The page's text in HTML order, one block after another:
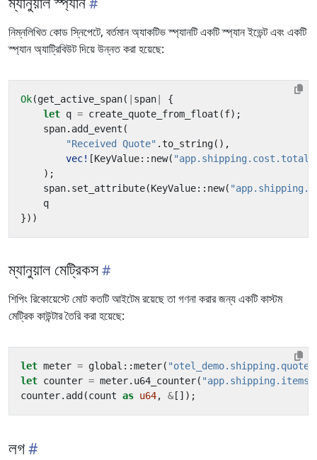
নিম্নলিখিত কোড স্নিপেটে, বর্তমান অ্যাকটিভ স্প্যানটি একটি স্প্যান ইভেন্ট এবং একটি
স্প্যান অ্যাট্রিবিউট দিয়ে উন্নত করা হয়েছে:
Ok(get_active_span( span
{
let q = create_quote_from_float (f);
span. add_event (
"Received Quote" .to_string(),
vec! [KeyValue:: new( "app.shipping.cost.total"
);
span. set_attribute(KeyValue:: new(
q
}))
ম্যানুয়াল মেট্রিকস
শিপিং রিকোয়েস্টে মোট কতটি আইটেম রয়েছে তা গণনা করার জন্য একটি কাস্টম
মেট্রিক কাউন্টার তৈরি করা হয়েছে:
let meter = global ::meter( "otel_demo.shipping.quote"
let counter = meter. u64_counter(
counter. add (count as u64, & []);
লগ